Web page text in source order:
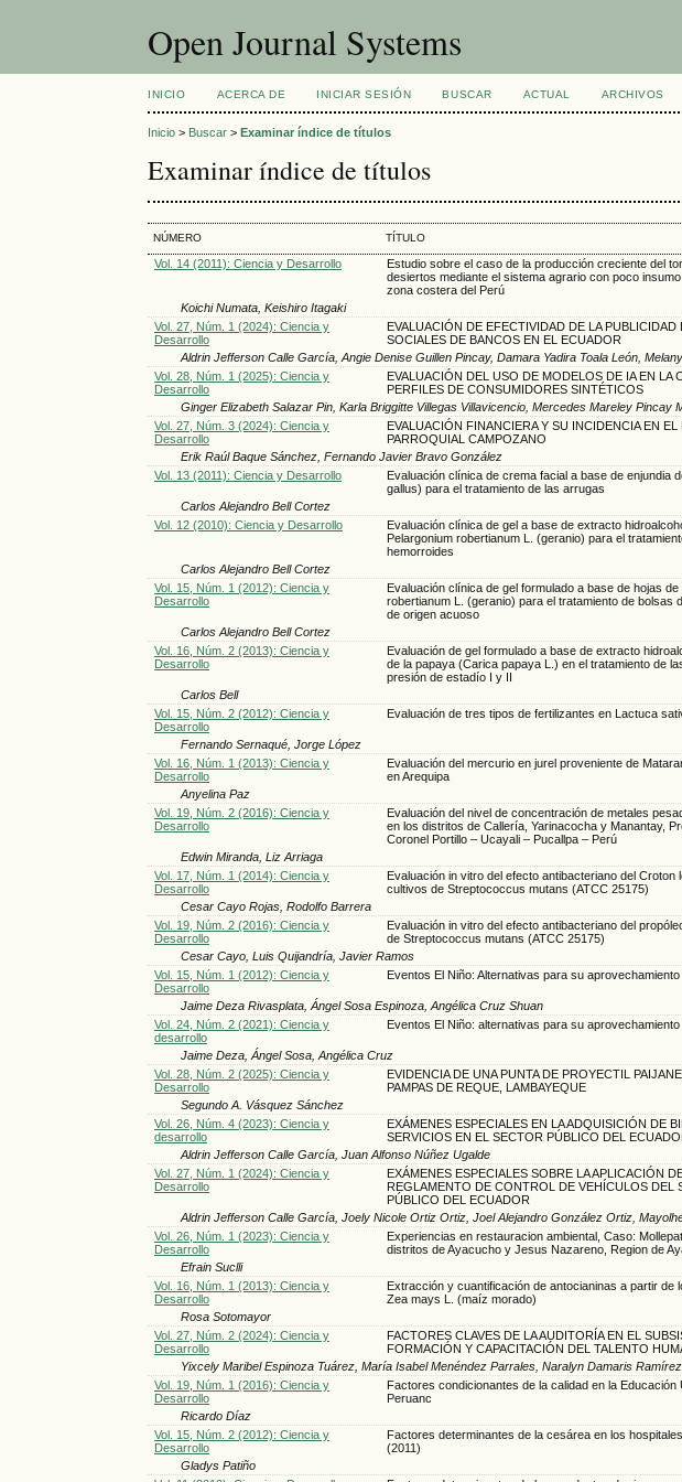
Open Journal Systems
INICIO ACERCA DE INICIAR SESIÓN BUSCAR ACTUAL ARCHIVOS
Inicio > Buscar >Examinar índice de títulos
Examinar índice de títulos
NÚMERO TÍTULO
Vol. 14 (2011): Ciencia y Desarrollo
Estudio sobre el caso de la producción creciente del
desiertos mediante el sistema agrario con poco
zona costera del Perú
Koichi Numata, Keishiro Itagaki
Vol. 27, Núm. 1 (2024): Ciencia y
Desarrollo
EVALUACIÓN DE EFECTIVIDAD DE LA PUBLICIDAD
SOCIALES DE BANCOS EN EL ECUADOR
Aldrin Jefferson Calle García, Angie Denise Guillen Pincay, Damara Yadira Toala León,
Vol. 28, Núm. 1 (2025): Ciencia y
Desarrollo
EVALUACIÓN DEL USO DE MODELOS DE IA EN LA
PERFILES DE CONSUMIDORES SINTÉTICOS
Ginger Elizabeth Salazar Pin, Karla Briggitte Villegas Villavicencio, Mercedes Mareley
Vol. 27, Núm. 3 (2024): Ciencia y
Desarrollo
EVALUACIÓN FINANCIERA Y SU INCIDENCIA EN EL
PARROQUIAL CAMPOZANO
Erik Raúl Baque Sánchez, Fernando Javier Bravo González
Vol. 13 (2011): Ciencia y Desarrollo
Evaluación clínica de crema facial a base de enjundia
gallus) para el tratamiento de las arrugas
Carlos Alejandro Bell Cortez
Vol. 12 (2010): Ciencia y Desarrollo
Evaluación clínica de gel a base de extracto
Pelargonium robertianum L. (geranio) para el
hemorroides
Carlos Alejandro Bell Cortez
Vol. 15, Núm. 1 (2012): Ciencia y
Desarrollo
Evaluación clínica de gel formulado a base de hojas de
robertianum L. (geranio) para el tratamiento de bolsas
de origen acuoso
Carlos Alejandro Bell Cortez
Vol. 16, Núm. 2 (2013): Ciencia y
Desarrollo
Evaluación de gel formulado a base de extracto
de la papaya (Carica papaya L.) en el tratamiento de
presión de estadío I y II
Carlos Bell
Vol. 15, Núm. 2 (2012): Ciencia y
Desarrollo
Evaluación de tres tipos de fertilizantes en Lactuca
Fernando Sernaqué, Jorge López
Vol. 16, Núm. 1 (2013): Ciencia y
Desarrollo
Evaluación del mercurio en jurel proveniente de
en Arequipa
Anyelina Paz
Vol. 19, Núm. 2 (2016): Ciencia y
Desarrollo
Evaluación del nivel de concentración de metales
en los distritos de Callería, Yarinacocha y Manantay,
Coronel Portillo – Ucayali – Pucallpa – Perú
Edwin Miranda, Liz Arriaga
Vol. 17, Núm. 1 (2014): Ciencia y
Desarrollo
Evaluación in vitro del efecto antibacteriano del Croton
cultivos de Streptococcus mutans (ATCC 25175)
Cesar Cayo Rojas, Rodolfo Barrera
Vol. 19, Núm. 2 (2016): Ciencia y
Desarrollo
Evaluación in vitro del efecto antibacteriano del
de Streptococcus mutans (ATCC 25175)
Cesar Cayo, Luis Quijandría, Javier Ramos
Vol. 15, Núm. 1 (2012): Ciencia y
Desarrollo
Eventos El Niño: Alternativas para su aprovechamiento
Jaime Deza Rivasplata, Ángel Sosa Espinoza, Angélica Cruz Shuan
Vol. 24, Núm. 2 (2021): Ciencia y
desarrollo
Eventos El Niño: alternativas para su aprovechamiento
Jaime Deza, Ángel Sosa, Angélica Cruz
Vol. 28, Núm. 2 (2025): Ciencia y
Desarrollo
EVIDENCIA DE UNA PUNTA DE PROYECTIL
PAMPAS DE REQUE, LAMBAYEQUE
Segundo A. Vásquez Sánchez
Vol. 26, Núm. 4 (2023): Ciencia y
desarrollo
EXÁMENES ESPECIALES EN LA ADQUISICIÓN DE
SERVICIOS EN EL SECTOR PÚBLICO DEL
Aldrin Jefferson Calle García, Juan Alfonso Núñez Ugalde
Vol. 27, Núm. 1 (2024): Ciencia y
Desarrollo
EXÁMENES ESPECIALES SOBRE LA APLICACIÓN
REGLAMENTO DE CONTROL DE VEHÍCULOS DEL
PÚBLICO DEL ECUADOR
Aldrin Jefferson Calle García, Joely Nicole Ortiz Ortiz, Joel Alejandro González Ortiz,
Vol. 26, Núm. 1 (2023): Ciencia y
Desarrollo
Experiencias en restauracion ambiental, Caso:
distritos de Ayacucho y Jesus Nazareno, Region de
Efrain Suclli
Vol. 16, Núm. 1 (2013): Ciencia y
Desarrollo
Extracción y cuantificación de antocianinas a partir de
Zea mays L. (maíz morado)
Rosa Sotomayor
Vol. 27, Núm. 2 (2024): Ciencia y
Desarrollo
FACTORES CLAVES DE LA AUDITORÍA EN EL
FORMACIÓN Y CAPACITACIÓN DEL TALENTO
Yixcely Maribel Espinoza Tuárez, María Isabel Menéndez Parrales, Naralyn Damaris
Vol. 19, Núm. 1 (2016): Ciencia y
Desarrollo
Factores condicionantes de la calidad en la Educación
Peruanc
Ricardo Díaz
Vol. 15, Núm. 2 (2012): Ciencia y
Desarrollo
Factores determinantes de la cesárea en los
(2011)
Gladys Patiño